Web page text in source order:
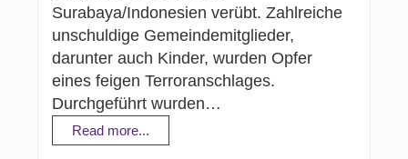
Surabaya/Indonesien verübt. Zahlreiche
unschuldige Gemeindemitglieder,
darunter auch Kinder, wurden Opfer
eines feigen Terroranschlages.
Durchgeführt wurden…
Read more...